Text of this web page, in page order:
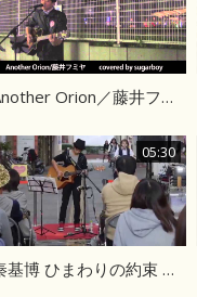
Another Orion／藤井フミヤ
05:30
秦基博 ひまわりの約束 カバー